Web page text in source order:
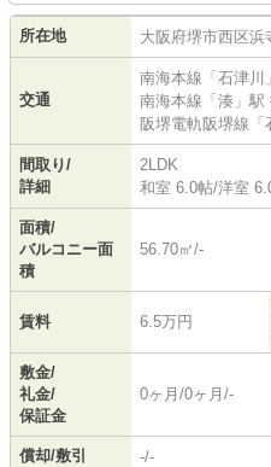
所在地 大阪府堺市西区浜
交通
南海本線 「 石津川
南海本線 「 湊 」
阪堺電軌阪堺線 「
間取り/
詳細
2LDK
和室 6.0帖/洋室
面積/
バルコニー面
積
56.70㎡/-
賃料 6.5万円
敷金/
礼金/
保証金
0ヶ月/0ヶ月/-
償却/敷引 -/-